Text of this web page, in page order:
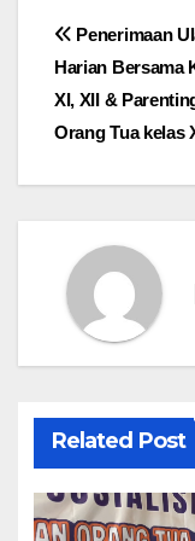
Post
Penerimaan
Harian Bersama
XI, XII &
Orang Tua kelas
Related Post